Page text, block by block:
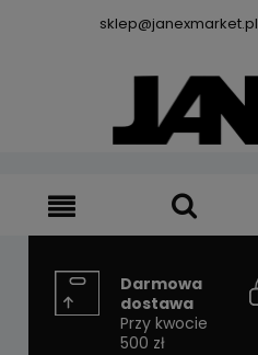
sklep@janexmarket.pl
Darmowa
dostawa
Przy kwocie
500 zł